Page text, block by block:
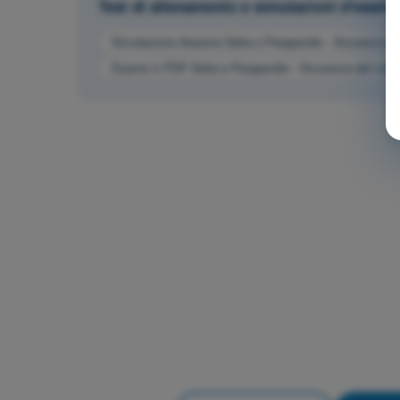
Test di allenamento e simulazioni
Simulazione d'esame Delta e Parapendio - Sicurezza
Esame in PDF Delta e Parapendio - Sicurezza del volo